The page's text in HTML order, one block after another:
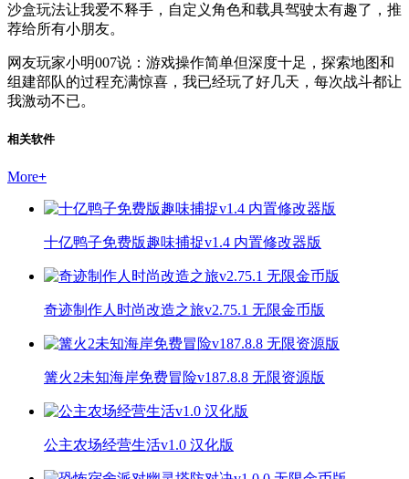
沙盒玩法让我爱不释手，自定义角色和载具驾驶太有趣了，推
荐给所有小朋友。
网友玩家小明007说：游戏操作简单但深度十足，探索地图和
组建部队的过程充满惊喜，我已经玩了好几天，每次战斗都让
我激动不已。
相关软件
More+
十亿鸭子免费版趣味捕捉v1.4 内置修改器版
奇迹制作人时尚改造之旅v2.75.1 无限金币版
篝火2未知海岸免费冒险v187.8.8 无限资源版
公主农场经营生活v1.0 汉化版